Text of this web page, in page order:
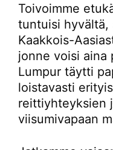
Toivoimme
tuntuisi hyvältä,
Kaakkois-
jonne voisi aina
Lumpur täytti
loistavasti
reittiyhteyksien
viisumivapaan